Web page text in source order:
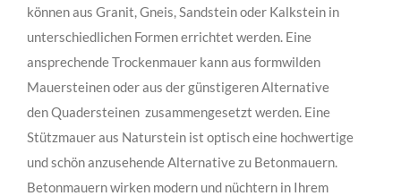
können aus Granit, Gneis, Sandstein oder Kalkstein in
unterschiedlichen Formen errichtet werden. Eine
ansprechende Trockenmauer kann aus formwilden
Mauersteinen oder aus der günstigeren Alternative
den Quadersteinen zusammengesetzt werden. Eine
Stützmauer aus Naturstein ist optisch eine hochwertige
und schön anzusehende Alternative zu Betonmauern.
Betonmauern wirken modern und nüchtern in Ihrem